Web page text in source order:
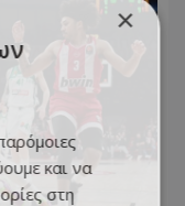
×
και να
στη